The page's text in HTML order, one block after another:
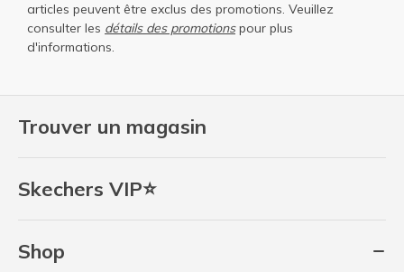
Trouver un magasin
Skechers VIP⭐
Shop
articles peuvent être exclus des promotions. Veuillez
consulter les détails des promotionspour plus
d'informations.